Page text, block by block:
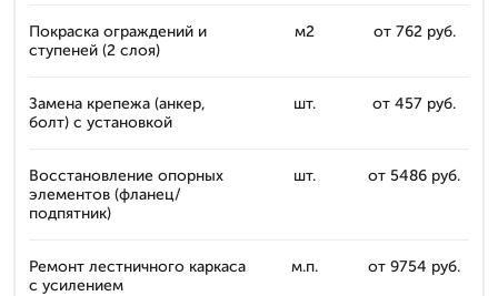
Покраска ограждений и
ступеней (2 слоя)
м2 от 762 руб.
Замена крепежа (анкер,
болт) с установкой
шт. от 457 руб.
Восстановление опорных
элементов (фланец/
подпятник)
шт. от 5486 руб.
Ремонт лестничного каркаса
с усилением
м.п. от 9754 руб.